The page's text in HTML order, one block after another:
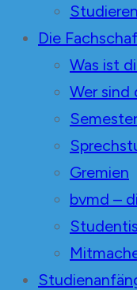
Die
Was ist
Wer sind
Gremien
bvmd –